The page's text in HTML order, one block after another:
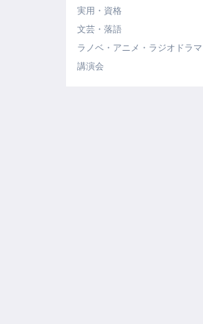
実用・資格
文芸・落語
ラノベ・アニメ・ラジオドラマ
講演会